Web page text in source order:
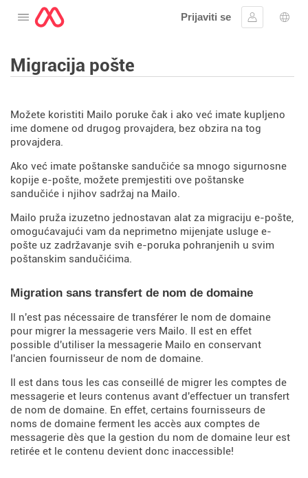
Otvorite meni
Prijaviti se
Prijavite se
Migracija pošte
Možete koristiti Mailo poruke čak i ako već imate kupljeno
ime domene od drugog provajdera, bez obzira na tog
provajdera.
Ako već imate poštanske sandučiće sa mnogo sigurnosne
kopije e-pošte, možete premjestiti ove poštanske
sandučiće i njihov sadržaj na Mailo.
Mailo pruža izuzetno jednostavan alat za migraciju e-pošte,
omogućavajući vam da neprimetno mijenjate usluge e-
pošte uz zadržavanje svih e-poruka pohranjenih u svim
poštanskim sandučićima.
Migration sans transfert de nom de domaine
Il n'est pas nécessaire de transférer le nom de domaine
pour migrer la messagerie vers Mailo. Il est en effet
possible d'utiliser la messagerie Mailo en conservant
l'ancien fournisseur de nom de domaine.
Il est dans tous les cas conseillé de migrer les comptes de
messagerie et leurs contenus avant d'effectuer un transfert
de nom de domaine. En effet, certains fournisseurs de
noms de domaine ferment les accès aux comptes de
messagerie dès que la gestion du nom de domaine leur est
retirée et le contenu devient donc inaccessible!